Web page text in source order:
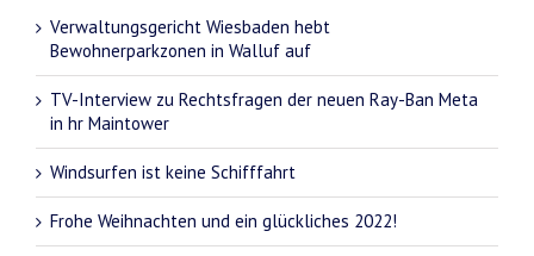
Verwaltungsgericht Wiesbaden hebt
Bewohnerparkzonen in Walluf auf
TV-Interview zu Rechtsfragen der neuen Ray-Ban Meta
in hr Maintower
Windsurfen ist keine Schifffahrt
Frohe Weihnachten und ein glückliches 2022!